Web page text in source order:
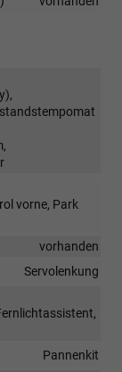
vorne, Park
vorhanden
Servolenkung
Pannenkit